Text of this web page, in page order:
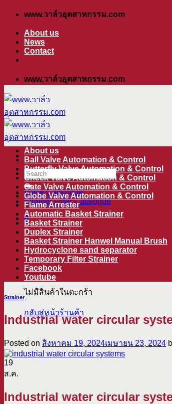
ข้าม
เนื้อหา
www.วาล์วอุตสาหกรรม.com
About us
News
Contact
www.วาล์วอุตสาหกรรม.com
ค้นหา:
Valve Catalogue
Strainer Filter Catalogue
0
ตะกร้าสินค้า
ไม่มีสินค้าในตะกร้า
กลับสู่หน้าร้านค้า
About us
Ball Valve Automation & Control
Butterfly Valve Automation & Control
Check Valve Automation & Control
Gate Valve Automation & Control
Globe Valve Automation & Control
Flame Arrester
Automatic Basket Strainer
Basket Strainer
Duplex Strainer
Basket Strainer Hanwel Manual Brush
Hydrocyclone sand separator
Temporary Filter Strainer
Facebook
Youtube
Strainer
Industrial water circular
Posted on สิงหาคม 19, 2024เมษายน 23, 2024
19
ส.ค.
Industrial water circular